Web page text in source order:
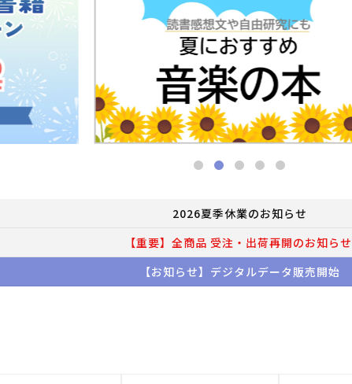
2026夏季休業のお知らせ
【重要】全商品 受注・出荷再開のお知らせ
【お知らせ】デジタルデータ販売開始